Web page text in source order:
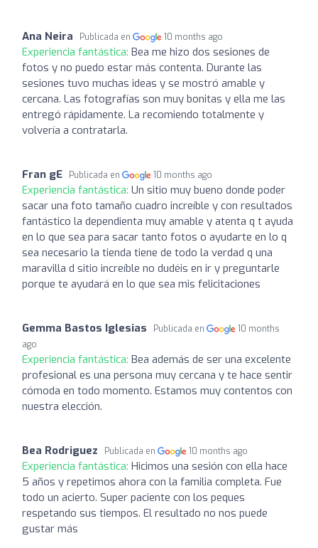
Ana Neira Publicada en 10 months ago
Experiencia fantástica: Bea me hizo dos sesiones de
fotos y no puedo estar más contenta. Durante las
sesiones tuvo muchas ideas y se mostró amable y
cercana. Las fotografías son muy bonitas y ella me las
entregó rápidamente. La recomiendo totalmente y
volvería a contratarla.
Fran gE Publicada en 10 months ago
Experiencia fantástica: Un sitio muy bueno donde poder
sacar una foto tamaño cuadro increíble y con resultados
fantástico la dependienta muy amable y atenta q t ayuda
en lo que sea para sacar tanto fotos o ayudarte en lo q
sea necesario la tienda tiene de todo la verdad q una
maravilla d sitio increíble no dudéis en ir y preguntarle
porque te ayudará en lo que sea mis felicitaciones
Gemma Bastos Iglesias Publicada en
10 months
ago
Experiencia fantástica: Bea además de ser una excelente
profesional es una persona muy cercana y te hace sentir
cómoda en todo momento. Estamos muy contentos con
nuestra elección.
Bea Rodriguez Publicada en 10 months ago
Experiencia fantástica: Hicimos una sesión con ella hace
5 años y repetimos ahora con la familia completa. Fue
todo un acierto. Super paciente con los peques
respetando sus tiempos. El resultado no nos puede
gustar más